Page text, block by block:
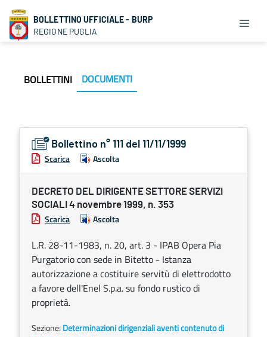
BOLLETTINO UFFICIALE - BURP
REGIONE PUGLIA
BOLLETTINI DOCUMENTI
Bollettino n° 111 del 11/11/1999
Scarica Ascolta
DECRETO DEL DIRIGENTE SETTORE SERVIZI
SOCIALI 4 novembre 1999, n. 353
Scarica Ascolta
L.R. 28-11-1983, n. 20, art. 3 - IPAB Opera Pia
Purgatorio con sede in Bitetto - Istanza
autorizzazione a costituire servitù di elettrodotto
a favore dell'Enel S.p.a. su fondo rustico di
proprietà.
Sezione: Determinazioni dirigenziali aventi contenuto di